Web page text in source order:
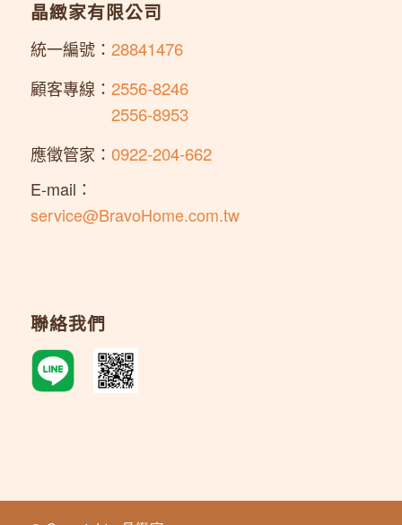
晶緻家有限公司
統一編號： 28841476
顧客專線： 2556-8246
2556-8953
應徵管家： 0922-204-662
E-mail：
service@BravoHome.com.tw
聯絡我們